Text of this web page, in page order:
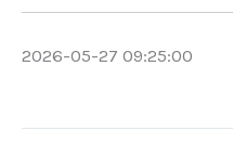
2026-05-27 09:25:00